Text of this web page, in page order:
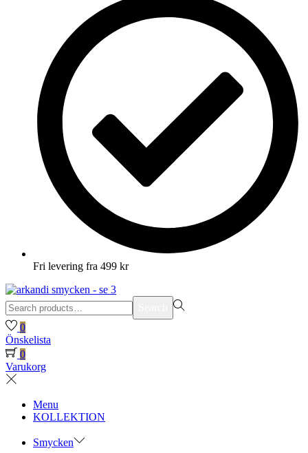
Fri levering fra 499 kr
Search
for:>
0
Önskelista
0
Varukorg
Menu
KOLLEKTION
Smycken